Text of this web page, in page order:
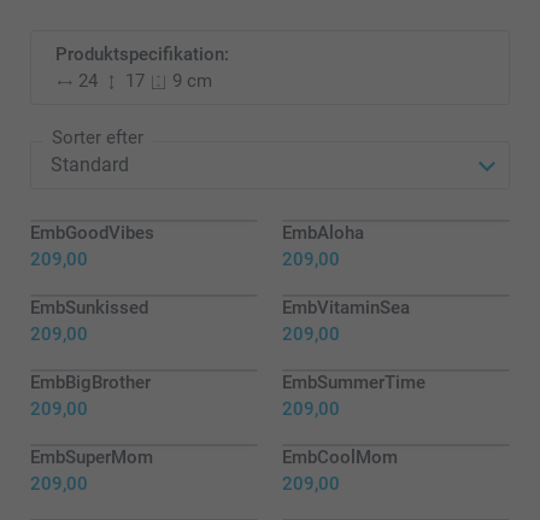
Produktspecifikation:
24
17 9 cm
Sorter efter
EmbGoodVibes
209,00
EmbAloha
209,00
EmbSunkissed
209,00
EmbVitaminSea
209,00
EmbBigBrother
209,00
EmbSummerTime
209,00
EmbSuperMom
209,00
EmbCoolMom
209,00